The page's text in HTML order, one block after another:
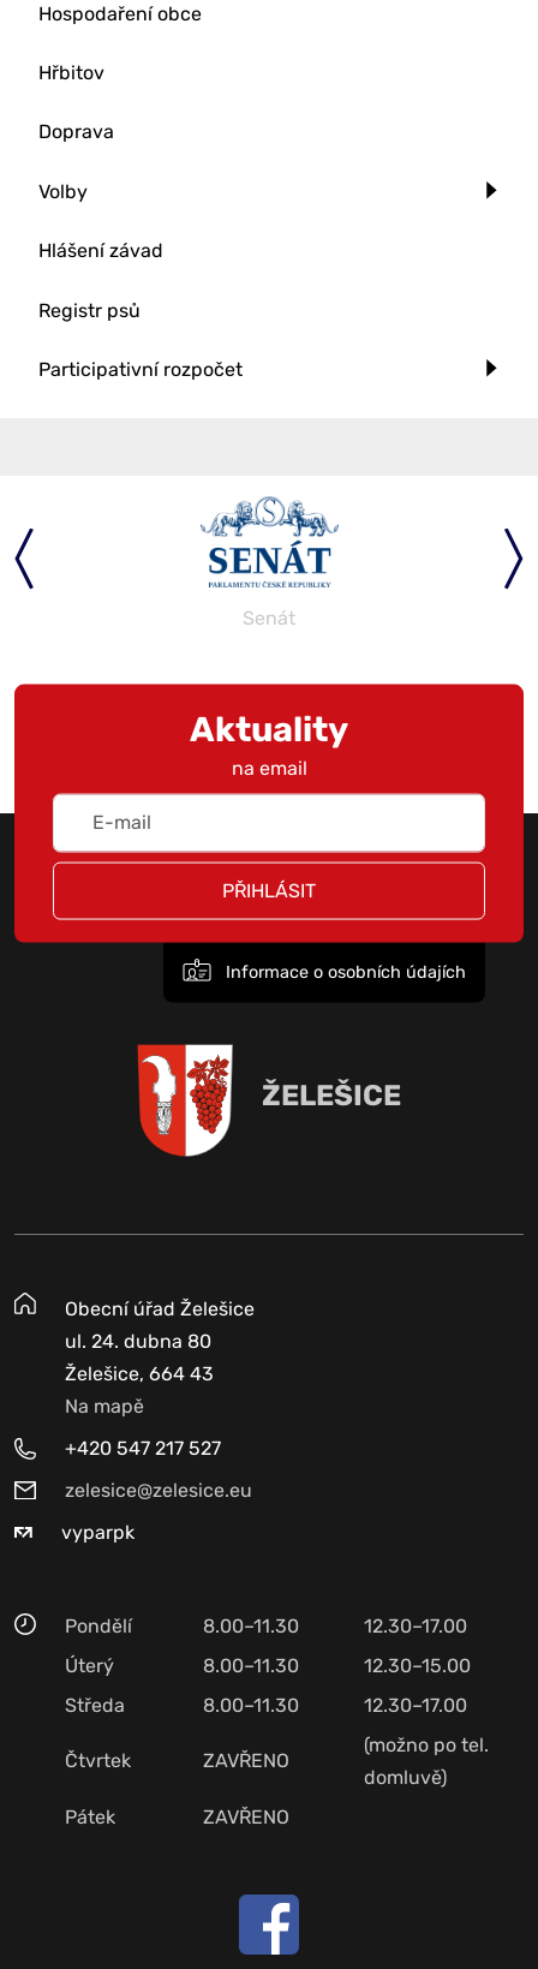
Hospodaření obce
Hřbitov
Doprava
Volby
Hlášení závad
Registr psů
Participativní rozpočet
Senát
Aktuality
na email
PŘIHLÁSIT
Informace o osobních údajích
ŽELEŠICE
Obecní úřad Želešice
ul. 24. dubna 80
Želešice, 664 43
Na mapě
+420 547 217 527
zelesice@zelesice.eu
vyparpk
Pondělí 8.00–11.30
12.30–17.00
Úterý
8.00–11.30
12.30–15.00
Středa
8.00–11.30 12.30–17.00
Čtvrtek ZAVŘENO
(možno po tel.
domluvě)
Pátek
ZAVŘENO